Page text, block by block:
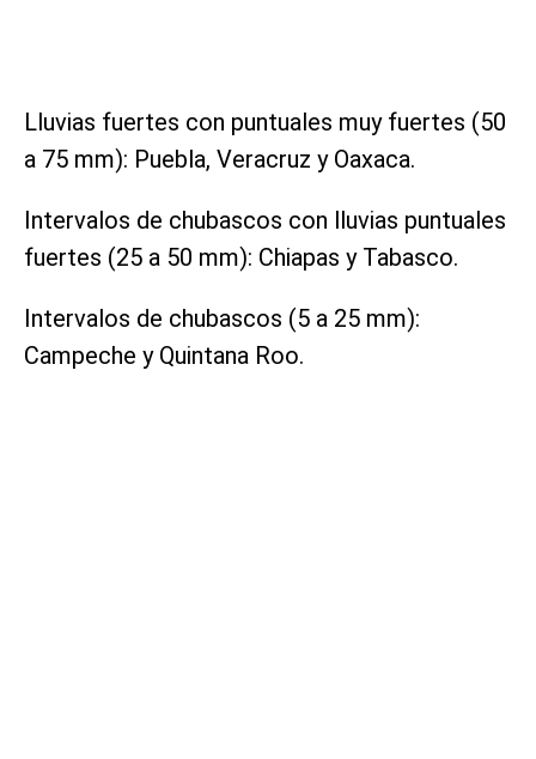
Lluvias fuertes con puntuales muy fuertes (50
a 75 mm): Puebla, Veracruz y Oaxaca.
Intervalos de chubascos con lluvias puntuales
fuertes (25 a 50 mm): Chiapas y Tabasco.
Intervalos de chubascos (5 a 25 mm):
Campeche y Quintana Roo.